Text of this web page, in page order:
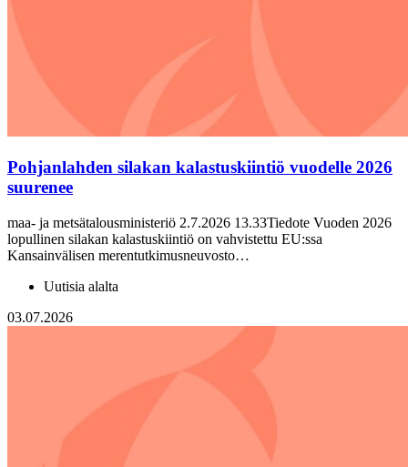
Pohjanlahden silakan kalastuskiintiö vuodelle 2026
suurenee
maa- ja metsätalousministeriö 2.7.2026 13.33Tiedote Vuoden 2026
lopullinen silakan kalastuskiintiö on vahvistettu EU:ssa
Kansainvälisen merentutkimusneuvosto…
Uutisia alalta
03.07.2026